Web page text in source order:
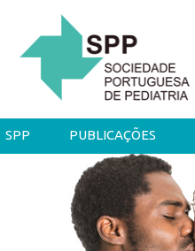
SPP PUBLICAÇÕES